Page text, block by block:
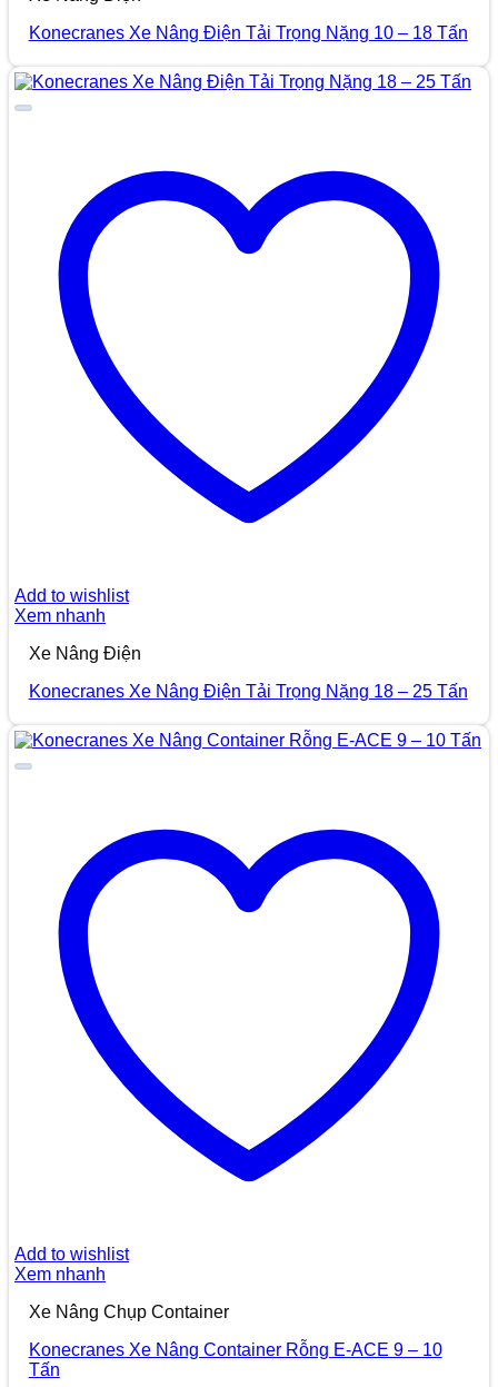
Konecranes Xe Nâng Điện Tải Trọng Nặng 10 – 18 Tấn
Add to wishlist
Xem nhanh
Xe Nâng Điện
Konecranes Xe Nâng Điện Tải Trọng Nặng 18 – 25 Tấn
Add to wishlist
Xem nhanh
Xe Nâng Chụp Container
Konecranes Xe Nâng Container Rỗng E-ACE 9 – 10
Tấn